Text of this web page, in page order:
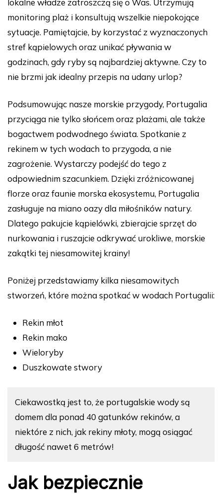
lokalne władze zatroszczą się o Was. Utrzymują
monitoring plaż i konsultują wszelkie niepokojące
sytuacje. Pamiętajcie, by korzystać z wyznaczonych
stref kąpielowych oraz unikać pływania w
godzinach, gdy ryby są najbardziej aktywne. Czy to
nie brzmi jak idealny przepis na udany urlop?
Podsumowując nasze morskie przygody, Portugalia
przyciąga nie tylko słońcem oraz plażami, ale także
bogactwem podwodnego świata. Spotkanie z
rekinem w tych wodach to przygoda, a nie
zagrożenie. Wystarczy podejść do tego z
odpowiednim szacunkiem. Dzięki zróżnicowanej
florze oraz faunie morska ekosystemu, Portugalia
zasługuje na miano oazy dla miłośników natury.
Dlatego pakujcie kąpielówki, zbierajcie sprzęt do
nurkowania i ruszajcie odkrywać urokliwe, morskie
zakątki tej niesamowitej krainy!
Poniżej przedstawiamy kilka niesamowitych
stworzeń, które można spotkać w wodach Portugalii:
Rekin młot
Rekin mako
Wieloryby
Duszkowate stwory
Ciekawostką jest to, że portugalskie wody są
domem dla ponad 40 gatunków rekinów, a
niektóre z nich, jak rekiny młoty, mogą osiągać
długość nawet 6 metrów!
Jak bezpiecznie